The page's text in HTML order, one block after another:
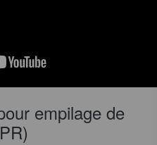
empilage de